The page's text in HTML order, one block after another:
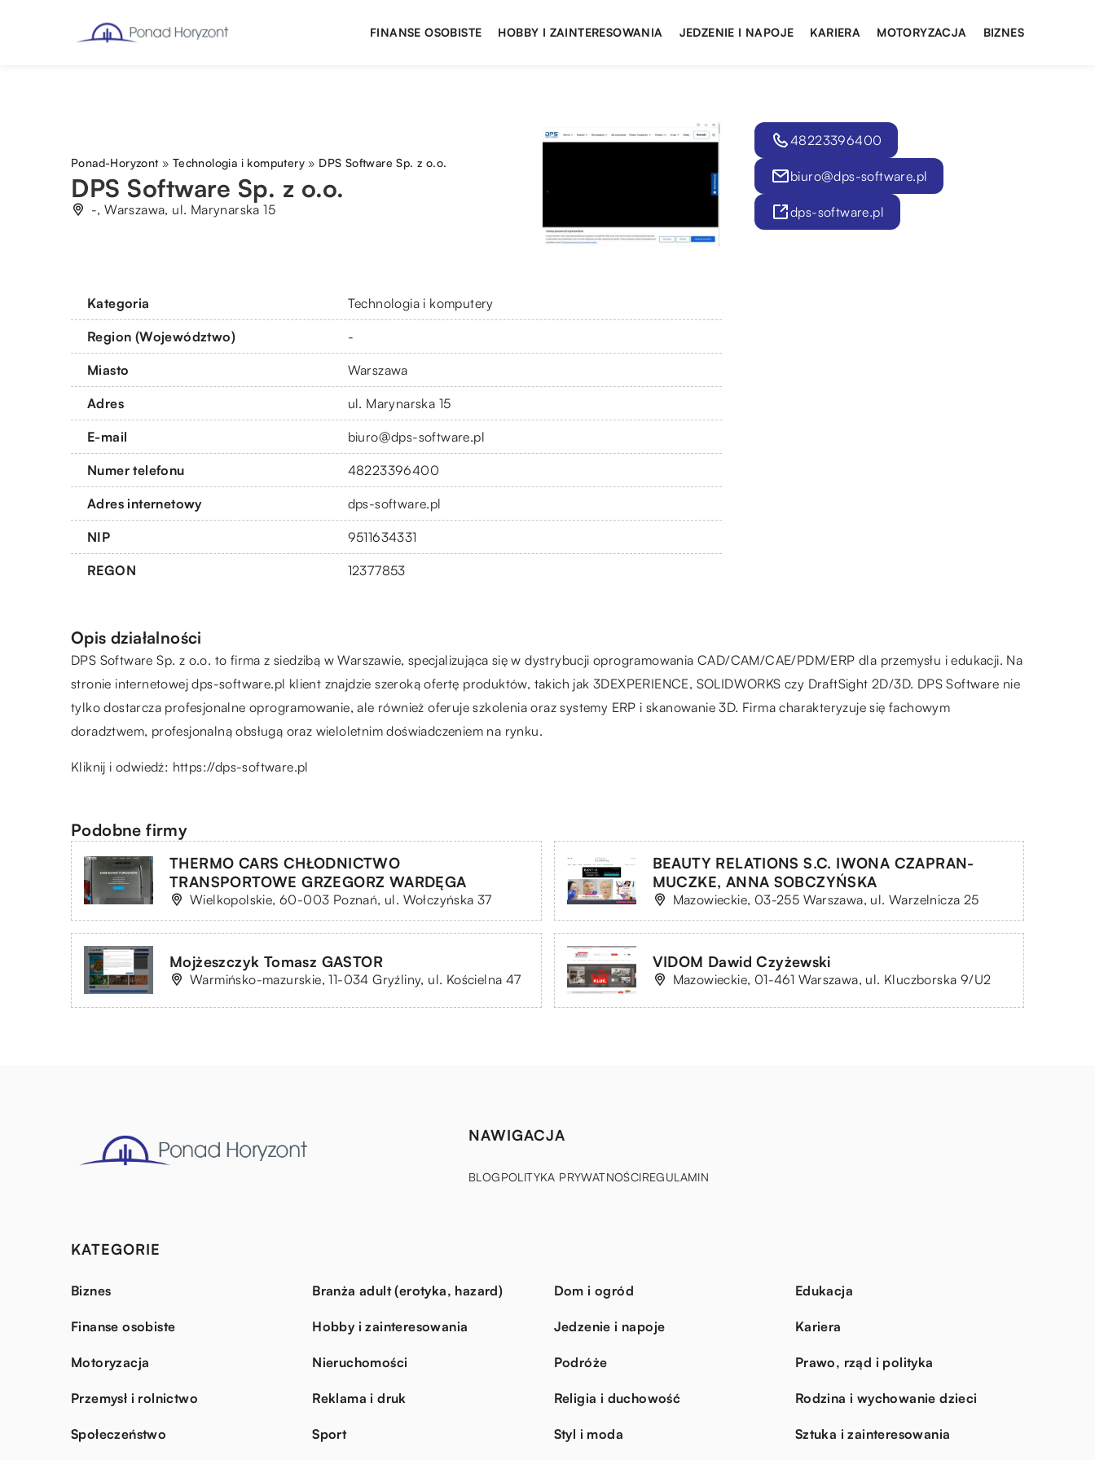
FINANSE OSOBISTE HOBBY I ZAINTERESOWANIA JEDZENIE I NAPOJE KARIERA MOTORYZACJA BIZNES
Ponad-Horyzont» Technologia i komputery » DPS Software Sp. z o.o.
DPS Software Sp. z o.o.
-, Warszawa, ul. Marynarska 15
Kategoria Technologia i komputery
Region (Województwo) -
Miasto Warszawa
Adres ul. Marynarska 15
E-mail biuro@dps-software.pl
Numer telefonu 48223396400
Adres internetowy dps-software.pl
NIP 9511634331
REGON 12377853
48223396400
biuro@dps-software.pl
dps-software.pl
Opis działalności
DPS Software Sp. z o.o. to firma z siedzibą w Warszawie, specjalizująca się w dystrybucji oprogramowania CAD/CAM/CAE/PDM/ERP dla przemysłu i edukacji. Na
stronie internetowej dps-software.pl klient znajdzie szeroką ofertę produktów, takich jak 3DEXPERIENCE, SOLIDWORKS czy DraftSight 2D/3D. DPS Software nie
tylko dostarcza profesjonalne oprogramowanie, ale również oferuje szkolenia oraz systemy ERP i skanowanie 3D. Firma charakteryzuje się fachowym
doradztwem, profesjonalną obsługą oraz wieloletnim doświadczeniem na rynku.
Kliknij i odwiedź: https://dps-software.pl
Podobne firmy
THERMO CARS CHŁODNICTWO
TRANSPORTOWE GRZEGORZ WARDĘGA
Wielkopolskie, 60-003 Poznań, ul. Wołczyńska 37
BEAUTY RELATIONS S.C. IWONA CZAPRAN-
MUCZKE, ANNA SOBCZYŃSKA
Mazowieckie, 03-255 Warszawa, ul. Warzelnicza 25
Mojżeszczyk Tomasz GASTOR
Warmińsko-mazurskie, 11-034 Gryźliny, ul. Kościelna 47
VIDOM Dawid Czyżewski
Mazowieckie, 01-461 Warszawa, ul. Kluczborska 9/U2
NAWIGACJA
BLOGPOLITYKA PRYWATNOŚCIREGULAMIN
KATEGORIE
Biznes Branża adult (erotyka, hazard) Dom i ogród Edukacja
Finanse osobiste Hobby i zainteresowania Jedzenie i napoje Kariera
Motoryzacja Nieruchomości Podróże Prawo, rząd i polityka
Przemysł i rolnictwo Reklama i druk Religia i duchowość Rodzina i wychowanie dzieci
Społeczeństwo Sport Styl i moda Sztuka i zainteresowania